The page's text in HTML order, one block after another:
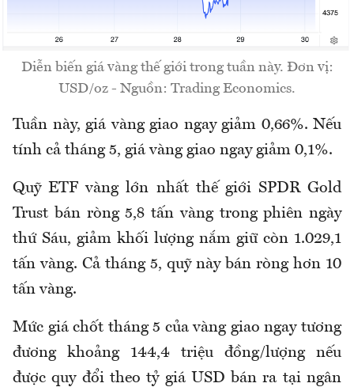
Diễn biến giá vàng thế giới trong tuần này. Đơn vị:
USD/oz - Nguồn: Trading Economics.
Tuần này, giá vàng giao ngay giảm 0,66%. Nếu
tính cả tháng 5, giá vàng giao ngay giảm 0,1%.
Quỹ ETF vàng lớn nhất thế giới SPDR Gold
Trust bán ròng 5,8 tấn vàng trong phiên ngày
thứ Sáu, giảm khối lượng nắm giữ còn 1.029,1
tấn vàng. Cả tháng 5, quỹ này bán ròng hơn 10
tấn vàng.
Mức giá chốt tháng 5 của vàng giao ngay tương
đương khoảng 144,4 triệu đồng/lượng nếu
được quy đổi theo tỷ giá USD bán ra tại ngân